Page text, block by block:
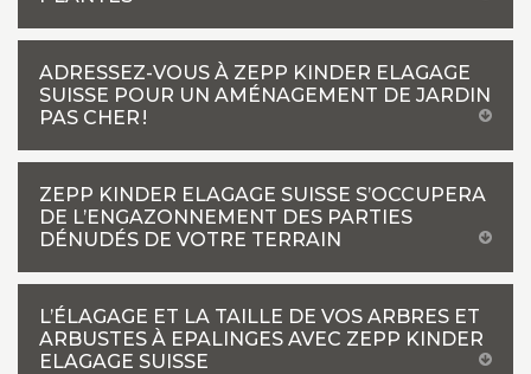
ADRESSEZ-VOUS À ZEPP KINDER ELAGAGE
SUISSE POUR UN AMÉNAGEMENT DE JARDIN
PAS CHER !
ZEPP KINDER ELAGAGE SUISSE S’OCCUPERA
DE L’ENGAZONNEMENT DES PARTIES
DÉNUDÉS DE VOTRE TERRAIN
L’ÉLAGAGE ET LA TAILLE DE VOS ARBRES ET
ARBUSTES À EPALINGES AVEC ZEPP KINDER
ELAGAGE SUISSE